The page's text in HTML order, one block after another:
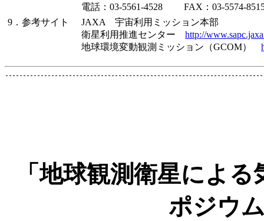
電話：03-5561-4528 FAX：03-5574-
9．参考サイト
JAXA 宇宙利用ミッション本部
衛星利用推進センター http://
地球環境変動観測ミッション（GCOM）
「地球観測衛星によ
ポジウ